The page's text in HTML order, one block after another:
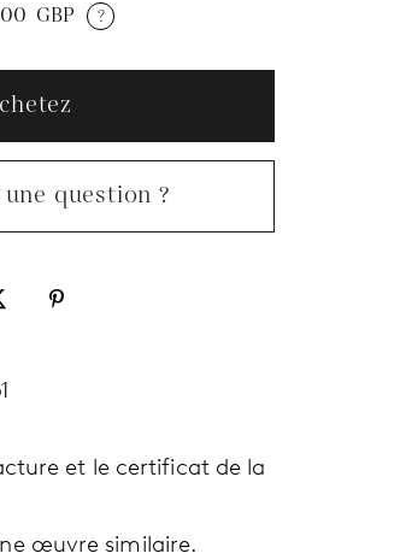
GBP ?
question ?
et le certificat de la
œuvre similaire.